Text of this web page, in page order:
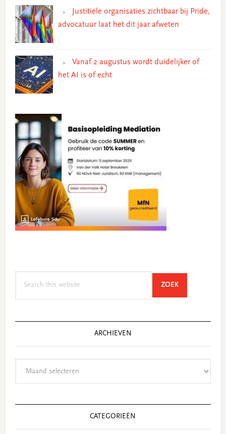
Justitiële organisaties zichtbaar bij Pride,
advocatuur laat het dit jaar afweten
Vanaf 2 augustus wordt duidelijker of
het AI is of echt
ZOEKSEARCH
ARCHIEVEN
CATEGORIEËN